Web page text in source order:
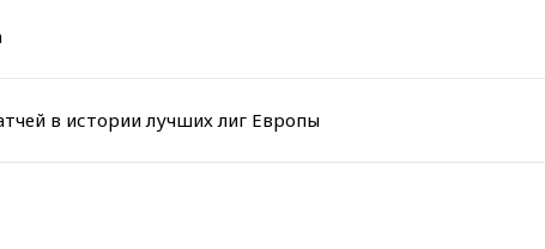
в истории лучших лиг Европы